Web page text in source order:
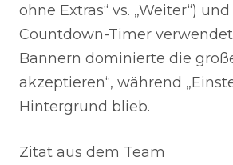
ohne Extras“ vs. „Weiter“)
Countdown-Timer
Bannern dominierte die
akzeptieren“, während
Hintergrund blieb.
Zitat aus dem Team